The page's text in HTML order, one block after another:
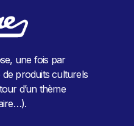
une fois par
de produits culturels
d’un thème